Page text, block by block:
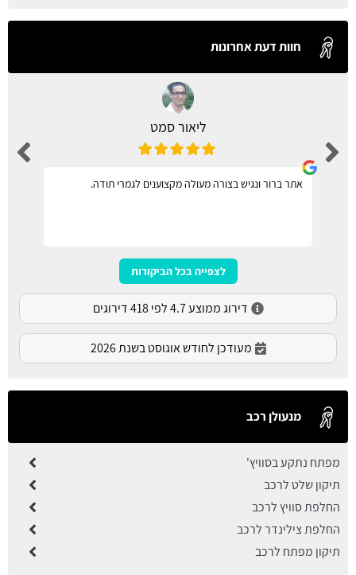
חוות דעת אחרונות
ליאור סמט
אתר ברור ונגיש בצורה מעולה מקצוענים לגמרי תודה.
לצפייה בכל הביקורות
דירוג ממוצע 4.7 לפי 418 דירוגים
מעודכן לחודש אוגוסט בשנת 2026
מנעולן רכב
מפתח נתקע בסוויץ'
תיקון שלט לרכב
החלפת סוויץ לרכב
החלפת צילינדר לרכב
תיקון מפתח לרכב